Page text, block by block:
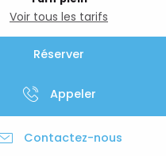
Voir tous les tarifs
Réserver
Appeler
Contactez-nous